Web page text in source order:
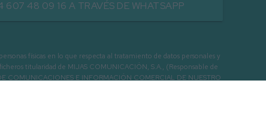
607 48 09 16 A TRAVÉS DE WHATSAPP
físicas en lo que respecta al tratamiento de datos personales y
titularidad de MIJAS COMUNICACIÓN, S.A., (Responsable de
COMUNICACIONES E INFORMACIÓN COMERCIAL DE NUESTRO